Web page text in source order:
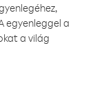
egyenleggel a
a világ